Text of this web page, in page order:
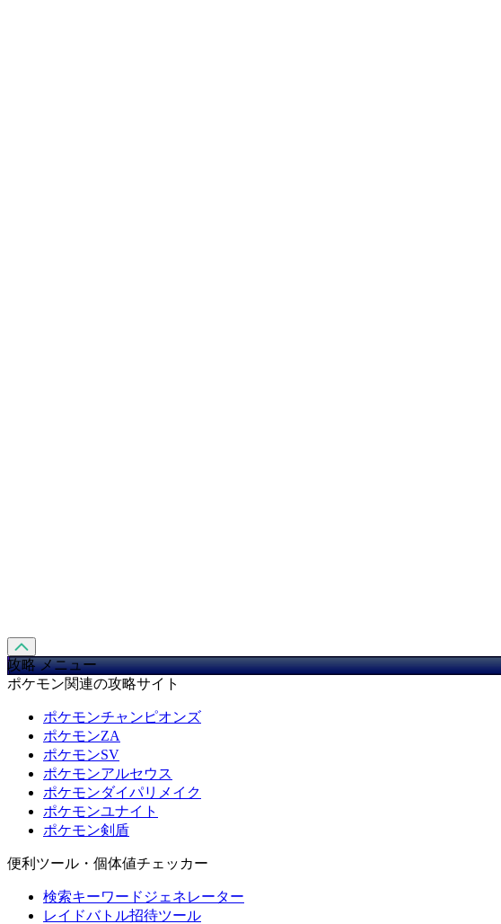
攻略 メニュー
ポケモン関連の攻略サイト
ポケモンチャンピオンズ
ポケモンZA
ポケモンSV
ポケモンアルセウス
ポケモンダイパリメイク
ポケモンユナイト
ポケモン剣盾
便利ツール・個体値チェッカー
検索キーワードジェネレーター
レイドバトル招待ツール